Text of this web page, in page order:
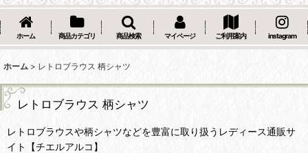
ホーム 商品カテゴリ 商品検索 マイページ ご利用案内 instagram
ホーム > レトロブラウス 柄シャツ
レトロブラウス 柄シャツ
レトロブラウスや柄シャツなどを豊富に取り扱うレディース通販サ
イト【チエルアルコ】